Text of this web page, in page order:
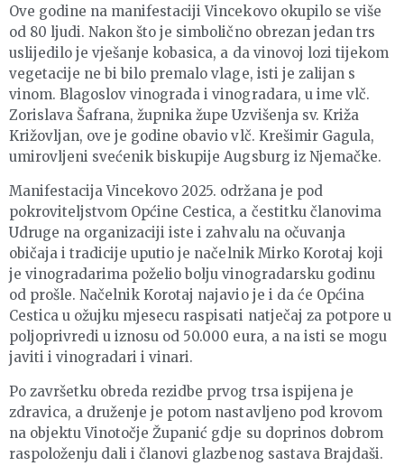
Ove godine na manifestaciji Vincekovo okupilo se više
od 80 ljudi. Nakon što je simbolično obrezan jedan trs
uslijedilo je vješanje kobasica, a da vinovoj lozi tijekom
vegetacije ne bi bilo premalo vlage, isti je zalijan s
vinom. Blagoslov vinograda i vinogradara, u ime vlč.
Zorislava Šafrana, župnika župe Uzvišenja sv. Križa
Križovljan, ove je godine obavio vlč. Krešimir Gagula,
umirovljeni svećenik biskupije Augsburg iz Njemačke.
Manifestacija Vincekovo 2025. održana je pod
pokroviteljstvom Općine Cestica, a čestitku članovima
Udruge na organizaciji iste i zahvalu na očuvanja
običaja i tradicije uputio je načelnik Mirko Korotaj koji
je vinogradarima poželio bolju vinogradarsku godinu
od prošle. Načelnik Korotaj najavio je i da će Općina
Cestica u ožujku mjesecu raspisati natječaj za potpore u
poljoprivredi u iznosu od 50.000 eura, a na isti se mogu
javiti i vinogradari i vinari.
Po završetku obreda rezidbe prvog trsa ispijena je
zdravica, a druženje je potom nastavljeno pod krovom
na objektu Vinotočje Županić gdje su doprinos dobrom
raspoloženju dali i članovi glazbenog sastava Brajdaši.